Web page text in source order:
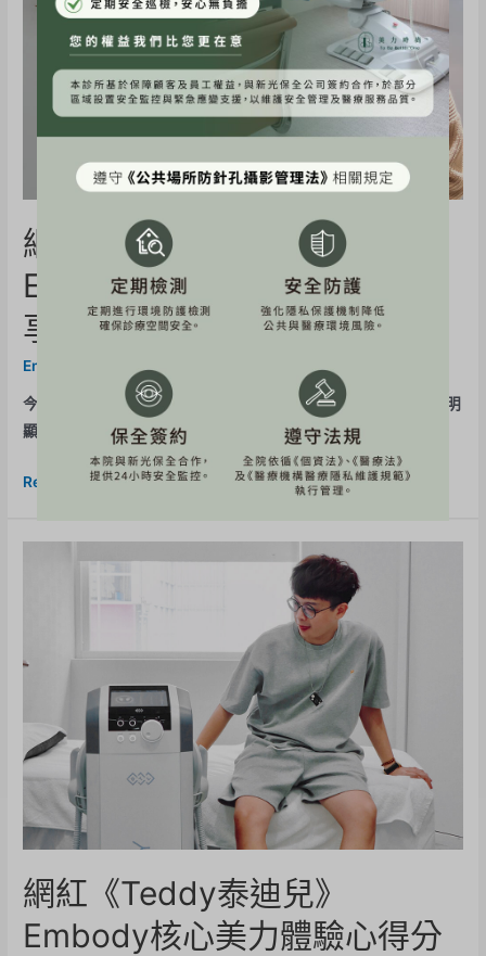
網紅《ChiaYing 菲菲》
Embody核心美力體驗心得分
享
Embody
今天來美力時尚做Embody完全是為了我的翹臀🍑平常其實不太明
顯但每次拍泳裝的時候屁屁就弱的很明顯🥲🥲🥲為了能 …
Read More »
網紅《Teddy泰迪兒》
Embody核心美力體驗心得分